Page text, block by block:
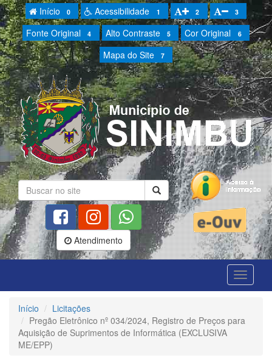
Início 0 Acessibilidade 1 2 3
Fonte Original 4 Alto Contraste 5 Cor Original 6
Mapa do Site 7
Atendimento
Início
Licitações
Pregão Eletrônico nº 034/2024, Registro de Preços para
Aquisição de Suprimentos de Informática (EXCLUSIVA
ME/EPP)